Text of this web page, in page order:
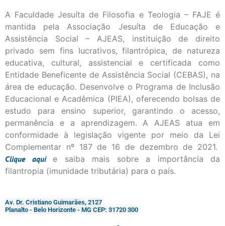
A Faculdade Jesuíta de Filosofia e Teologia – FAJE é
mantida pela Associação Jesuíta de Educação e
Assistência Social – AJEAS, instituição de direito
privado sem fins lucrativos, filantrópica, de natureza
educativa, cultural, assistencial e certificada como
Entidade Beneficente de Assistência Social (CEBAS), na
área de educação. Desenvolve o Programa de Inclusão
Educacional e Acadêmica (PIEA), oferecendo bolsas de
estudo para ensino superior, garantindo o acesso,
permanência e a aprendizagem. A AJEAS atua em
conformidade à legislação vigente por meio da Lei
Complementar nº 187 de 16 de dezembro de 2021.
Cliqueaqui
e saiba mais sobre a importância da
filantropia (imunidade tributária) para o país.
Av. Dr. Cristiano Guimarães, 2127
Planalto - Belo Horizonte - MG CEP: 31720 300